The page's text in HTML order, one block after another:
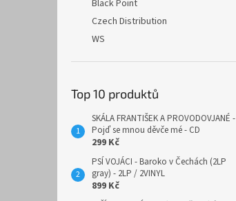
Black Point
Czech Distribution
WS
Top 10 produktů
SKÁLA FRANTIŠEK A PROVODOVJANÉ -
Pojď se mnou děvče mé - CD
299 Kč
PSÍ VOJÁCI - Baroko v Čechách (2LP
gray) - 2LP / 2VINYL
899 Kč